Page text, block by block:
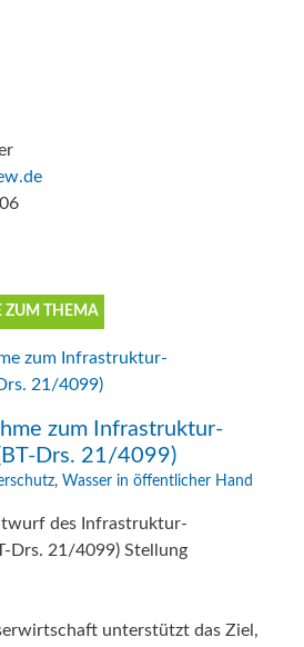
ZUM THEMA
zum Infrastruktur-
Drs. 21/4099)
, Wasser in öffentlicher Hand
des Infrastruktur-
Drs. 21/4099) Stellung
unterstützt das Ziel,